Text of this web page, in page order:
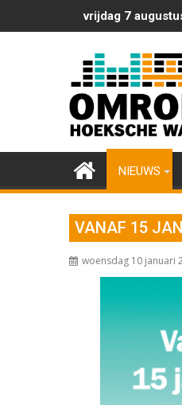
naar
vrijdag 7
NIEUWS
VANAF 15
woensdag 10 januari